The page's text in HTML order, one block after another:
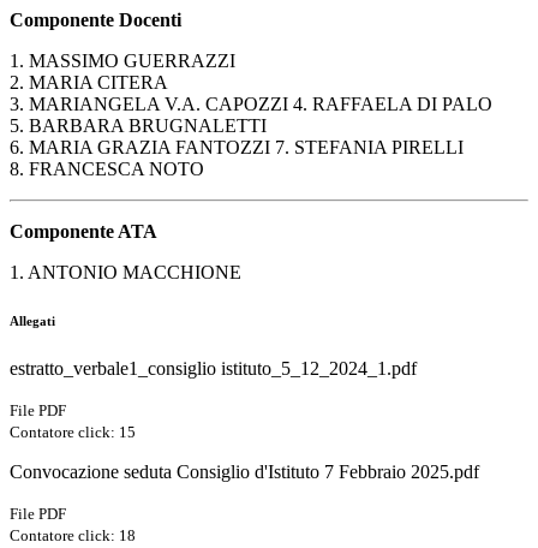
Componente Docenti
1. MASSIMO GUERRAZZI
2. MARIA CITERA
3. MARIANGELA V.A. CAPOZZI 4. RAFFAELA DI PALO
5. BARBARA BRUGNALETTI
6. MARIA GRAZIA FANTOZZI 7. STEFANIA PIRELLI
8. FRANCESCA NOTO
Componente ATA
1. ANTONIO MACCHIONE
Allegati
estratto_verbale1_consiglio istituto_5_12_2024_1.pdf
File PDF
Contatore click: 15
Convocazione seduta Consiglio d'Istituto 7 Febbraio 2025.pdf
File PDF
Contatore click: 18